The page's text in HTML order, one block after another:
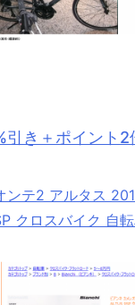
引き＋ポイント2
ンテ2 アルタス
クロスバイク 自